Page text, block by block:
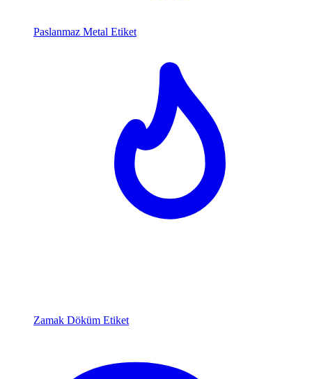
Paslanmaz Metal Etiket
Zamak Döküm Etiket